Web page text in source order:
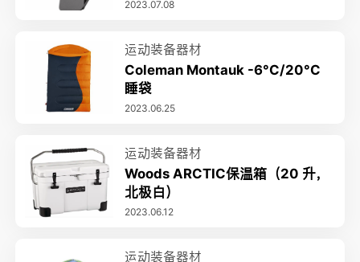
2023.07.08
运动装备器材
Coleman Montauk -6°C/20°C
睡袋
2023.06.25
运动装备器材
Woods ARCTIC保温箱（20 升，
北极白）
2023.06.12
运动装备器材